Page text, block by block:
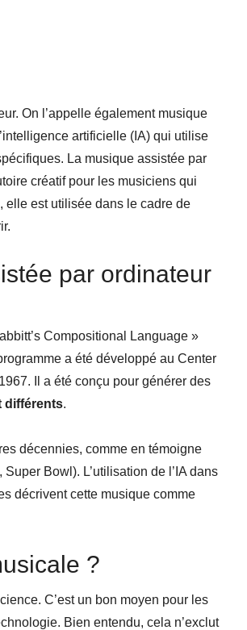
On l’appelle également musique
artificielle (IA) qui utilise
La musique assistée par
créatif pour les musiciens qui
elle est utilisée dans le cadre de
par ordinateur
Compositional Language »
a été développé au Center
Il a été conçu pour générer des
différents.
décennies, comme en témoigne
Bowl). L’utilisation de l’IA dans
décrivent cette musique comme
?
C’est un bon moyen pour les
Bien entendu, cela n’exclut